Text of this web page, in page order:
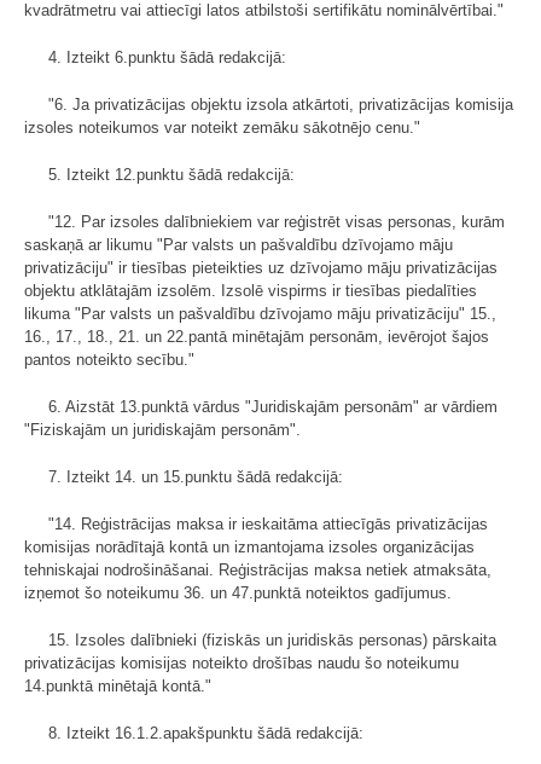
kvadrātmetru vai attiecīgi latos atbilstoši sertifikātu nominālvērtībai."
4. Izteikt 6.punktu šādā redakcijā:
"6. Ja privatizācijas objektu izsola atkārtoti, privatizācijas komisija
izsoles noteikumos var noteikt zemāku sākotnējo cenu."
5. Izteikt 12.punktu šādā redakcijā:
"12. Par izsoles dalībniekiem var reģistrēt visas personas, kurām
saskaņā ar likumu "Par valsts un pašvaldību dzīvojamo māju
privatizāciju" ir tiesības pieteikties uz dzīvojamo māju privatizācijas
objektu atklātajām izsolēm. Izsolē vispirms ir tiesības piedalīties
likuma "Par valsts un pašvaldību dzīvojamo māju privatizāciju" 15.,
16., 17., 18., 21. un 22.pantā minētajām personām, ievērojot šajos
pantos noteikto secību."
6. Aizstāt 13.punktā vārdus "Juridiskajām personām" ar vārdiem
"Fiziskajām un juridiskajām personām".
7. Izteikt 14. un 15.punktu šādā redakcijā:
"14. Reģistrācijas maksa ir ieskaitāma attiecīgās privatizācijas
komisijas norādītajā kontā un izmantojama izsoles organizācijas
tehniskajai nodrošināšanai. Reģistrācijas maksa netiek atmaksāta,
izņemot šo noteikumu 36. un 47.punktā noteiktos gadījumus.
15. Izsoles dalībnieki (fiziskās un juridiskās personas) pārskaita
privatizācijas komisijas noteikto drošības naudu šo noteikumu
14.punktā minētajā kontā."
8. Izteikt 16.1.2.apakšpunktu šādā redakcijā: